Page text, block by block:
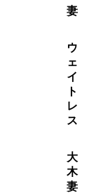
妻
ウ
ェ
イ
ト
レ
ス
大
木
妻